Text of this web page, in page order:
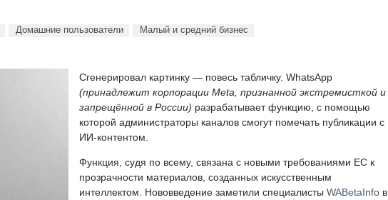
Домашние пользователи Малый и средний бизнес
Сгенерировал картинку — повесь табличку. WhatsApp
(принадлежит корпорации Meta, признанной экстремисткой и
запрещённой в России) разрабатывает функцию, с помощью
которой администраторы каналов смогут помечать публикации с
ИИ-контентом.
Функция, судя по всему, связана с новыми требованиями ЕС к
прозрачности материалов, созданных искусственным
интеллектом. Нововведение заметили специалисты WABetaInfo в